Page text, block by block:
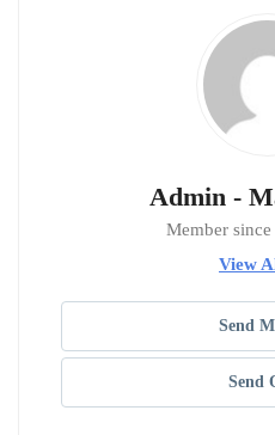
Admin -
Member
View
Send
Send